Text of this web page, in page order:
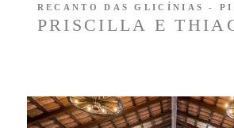
PRISCILLA E
RECANTO DAS GLICÍNIAS -